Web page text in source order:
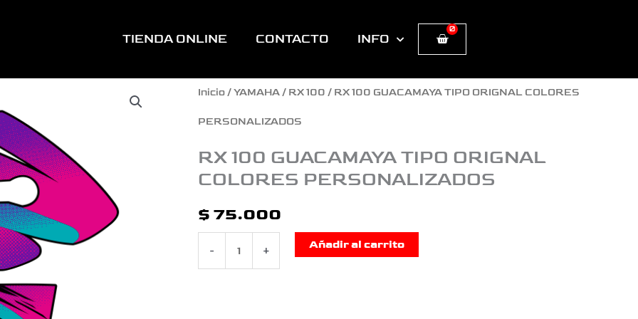
TIENDA ONLINE CONTACTO INFO
0
Cart
Inicio/YAMAHA/ RX 100 / RX 100 GUACAMAYA TIPO ORIGNAL COLORES
PERSONALIZADOS
RX 100 GUACAMAYA TIPO ORIGNAL
COLORES PERSONALIZADOS
$ 75.000
-
RX
100
GUACAMAYA
TIPO
ORIGNAL
PERSONALIZADOS
+ Añadir al carrito